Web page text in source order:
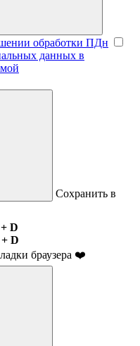
обработки ПДн
данных в
Сохранить в
D
D
браузера ❤️